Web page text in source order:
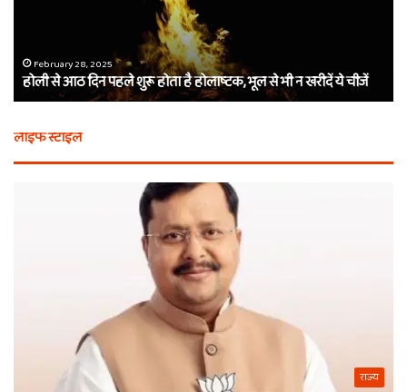
होलाष्टक,
भूल
से
न
खरीदें
February 28, 2025
होली से आठ दिन पहले शुरू होता है होलाष्टक, भूल से भी न खरीदें ये चीजें
लाइफ स्टाइल
राज्य